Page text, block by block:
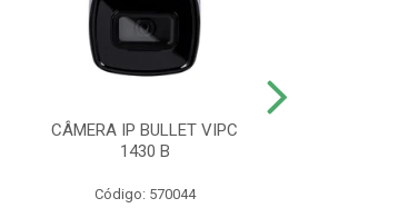
CÂMERA IP BULLET VIPC
1430 B
Código: 570044